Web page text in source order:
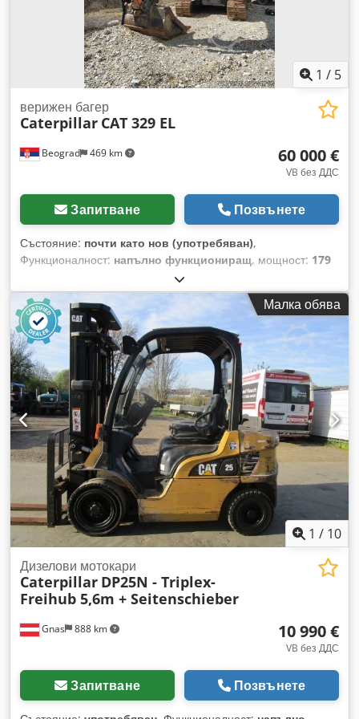
1 / 5
Beograd 469 km
верижен багер
Caterpillar CAT 329 EL
60 000 €
VB без ДДС
Запитване Позвънете
Състояние: почти като нов (употребяван),
Функционалност: напълно функциониращ, мощност: 179
, обем на кофата:
производство:2010, номер на машина/превозно средство:
CAT0329ECTST00255, ОТЛИЧНО СЪСТОЯНИЕ Chsdpszkq
Dfsfx Af Dsa
Малка обява
1 / 10
Gnas 888 km
Дизелови мотокари
Caterpillar DP25N - Triplex-
Freihub 5,6m + Seitenschieber
10 990 €
VB без ДДС
Запитване Позвънете